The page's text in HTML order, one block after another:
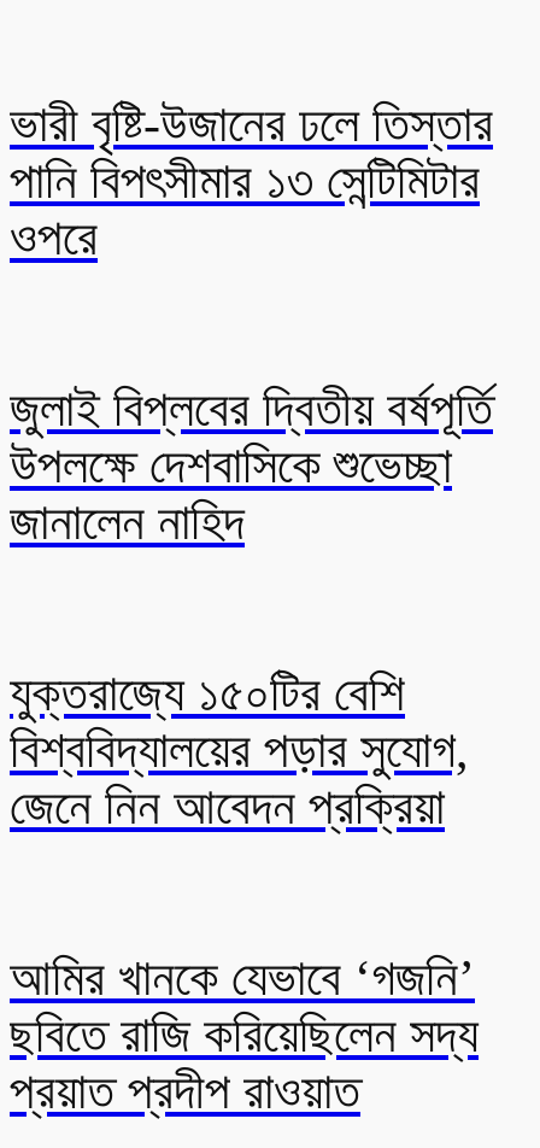
ভারী বৃষ্টি-উজানের ঢলে তিস্তার
পানি বিপৎসীমার ১৩ সেন্টিমিটার
ওপরে
জুলাই বিপ্লবের দ্বিতীয় বর্ষপূর্তি
উপলক্ষে দেশবাসিকে শুভেচ্ছা
জানালেন নাহিদ
যুক্তরাজ্যে ১৫০টির বেশি
বিশ্ববিদ্যালয়ের পড়ার সুযোগ,
জেনে নিন আবেদন প্রক্রিয়া
আমির খানকে যেভাবে ‘গজনি’
ছবিতে রাজি করিয়েছিলেন সদ্য
প্রয়াত প্রদীপ রাওয়াত